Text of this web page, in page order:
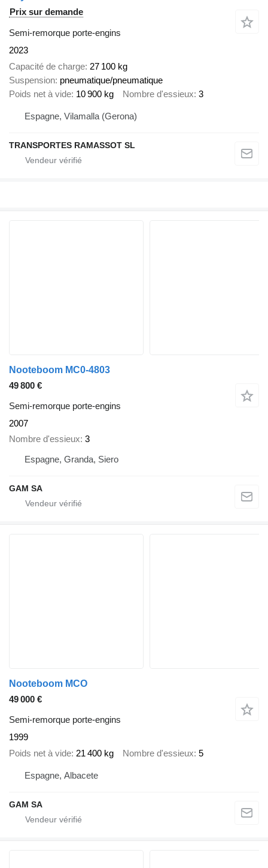
Prix sur demande
Semi-remorque porte-engins
2023
Capacité de charge 27 100 kg
Suspension pneumatique/pneumatique
Poids net à vide 10 900 kg Nombre d'essieux 3
Espagne, Vilamalla (Gerona)
TRANSPORTES RAMASSOT SL
Nooteboom MC0-4803
49 800 €
Semi-remorque porte-engins
2007
Nombre d'essieux 3
Espagne, Granda, Siero
GAM SA
Nooteboom MCO
49 000 €
Semi-remorque porte-engins
1999
Poids net à vide 21 400 kg Nombre d'essieux 5
Espagne, Albacete
GAM SA